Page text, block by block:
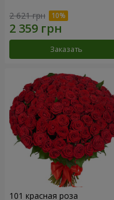
2 621 грн
Заказать
101 красная роза